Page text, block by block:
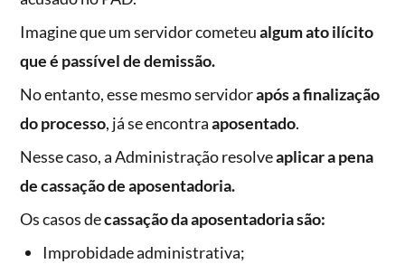
Imagine que um servidor cometeualgum ato ilícito
que é passível de demissão.
No entanto, esse mesmo servidorapós a finalização
do processo, já se encontraaposentado.
Nesse caso, a Administração resolveaplicar a pena
de cassação de aposentadoria.
Os casos decassação da aposentadoria são:
Improbidade administrativa;